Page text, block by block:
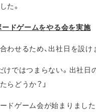
た。
ドゲームをやる会を実施
わせるため、出社日を設け
けではつまらない。出社日
らどうか？」
ドゲーム会が始まりまし